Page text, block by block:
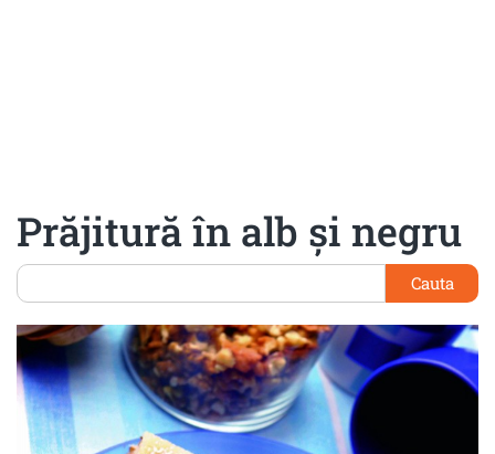
Prăjitură în alb şi negru
Cauta